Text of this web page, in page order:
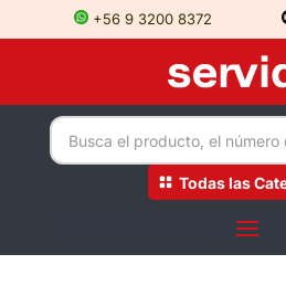
+56 9 3200 8372
Todas las